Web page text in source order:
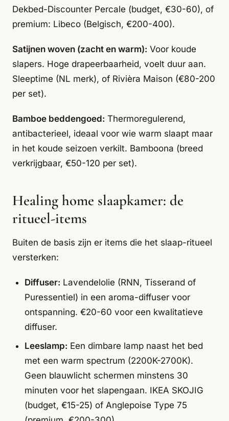
Dekbed-Discounter Percale (budget, €30-60), of
premium: Libeco (Belgisch, €200-400).
Satijnen woven (zacht en warm): Voor koude
slapers. Hoge drapeerbaarheid, voelt duur aan.
Sleeptime (NL merk), of Rivièra Maison (€80-200
per set).
Bamboe beddengoed: Thermoregulerend,
antibacterieel, ideaal voor wie warm slaapt maar
in het koude seizoen verkilt. Bamboona (breed
verkrijgbaar, €50-120 per set).
Healing home slaapkamer: de
ritueel-items
Buiten de basis zijn er items die het slaap-ritueel
versterken:
Diffuser: Lavendelolie (RNN, Tisserand of
Puressentiel) in een aroma-diffuser voor
ontspanning. €20-60 voor een kwalitatieve
diffuser.
Leeslamp: Een dimbare lamp naast het bed
met een warm spectrum (2200K-2700K).
Geen blauwlicht schermen minstens 30
minuten voor het slapengaan. IKEA SKOJIG
(budget, €15-25) of Anglepoise Type 75